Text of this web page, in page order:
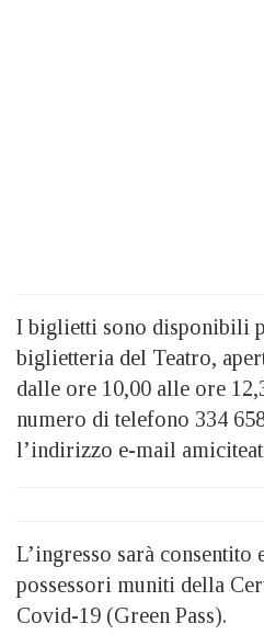
I biglietti sono disponibili
biglietteria del Teatro,
dalle ore 10,00 alle ore
numero di telefono 334
l’indirizzo e-mail
L’ingresso sarà consentito
possessori muniti della
Covid-19 (Green Pass).